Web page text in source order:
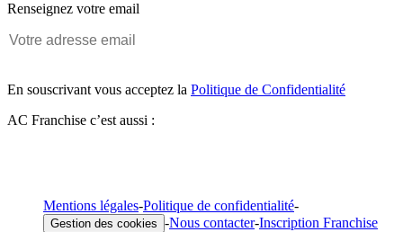
Renseignez votre email
En souscrivant vous acceptez la Politique de Confidentialité
AC Franchise c’est aussi :
Mentions légales-Politique de confidentialité-
Gestion des cookies -Nous contacter-Inscription Franchise